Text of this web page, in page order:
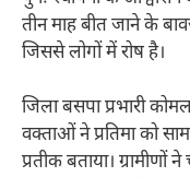
तीन माह बीत जाने के
जिससे लोगों में रोष है।
जिला बसपा प्रभारी
वक्ताओं ने प्रतिमा को
प्रतीक बताया। ग्रामीणों